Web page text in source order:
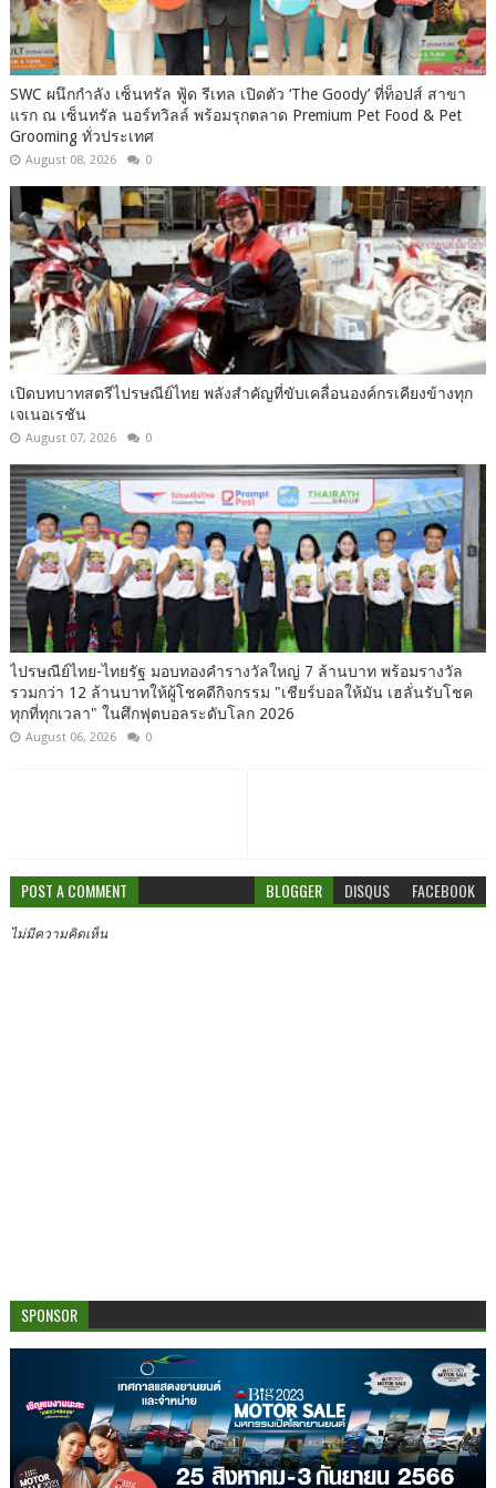
SWC ผนึกกำลัง เซ็นทรัล ฟู้ด รีเทล เปิดตัว ‘The Goody’ ที่ท็อปส์ สาขา
แรก ณ เซ็นทรัล นอร์ทวิลล์ พร้อมรุกตลาด Premium Pet Food & Pet
Grooming ทั่วประเทศ
August 08, 2026 0
เปิดบทบาทสตรีไปรษณีย์ไทย พลังสำคัญที่ขับเคลื่อนองค์กรเคียงข้างทุก
เจเนอเรชัน
August 07, 2026 0
ไปรษณีย์ไทย-ไทยรัฐ มอบทองคำรางวัลใหญ่ 7 ล้านบาท พร้อมรางวัล
รวมกว่า 12 ล้านบาทให้ผู้โชคดีกิจกรรม "เชียร์บอลให้มัน เฮลั่นรับโชค
ทุกที่ทุกเวลา" ในศึกฟุตบอลระดับโลก 2026
August 06, 2026 0
POST A COMMENT BLOGGER DISQUS FACEBOOK
ไม่มีความคิดเห็น
SPONSOR